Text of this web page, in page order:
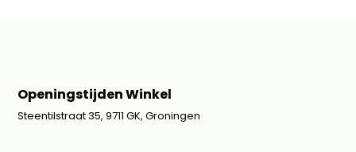
Openingstijden Winkel
Steentilstraat 35, 9711 GK, Groningen